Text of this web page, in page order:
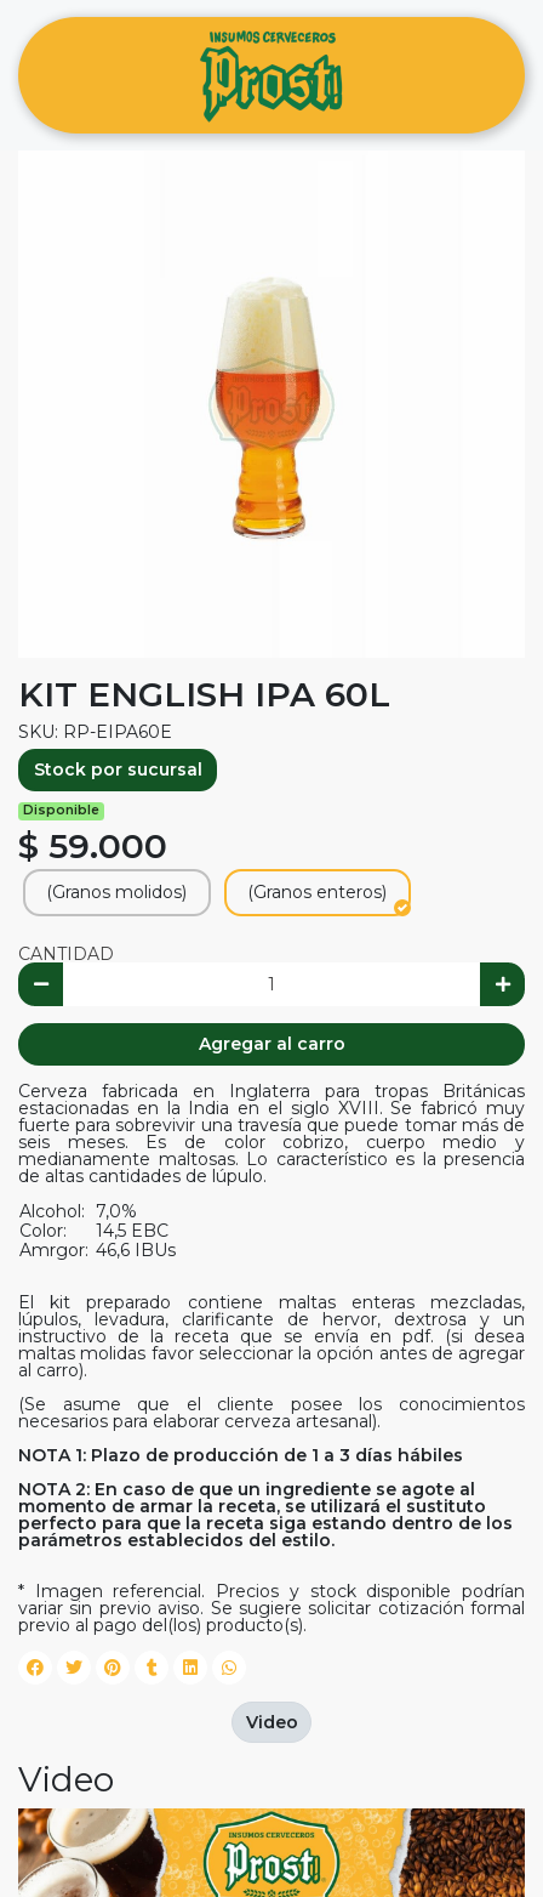
KIT ENGLISH IPA 60L
SKU: RP-EIPA60E
Stock por sucursal
Disponible
$ 59.000
(Granos molidos) (Granos enteros)
CANTIDAD
Agregar al carro
Cerveza fabricada en Inglaterra para tropas Británicas
estacionadas en la India en el siglo XVIII. Se fabricó muy
fuerte para sobrevivir una travesía que puede tomar más de
seis meses. Es de color cobrizo, cuerpo medio y
medianamente maltosas. Lo característico es la presencia
de altas cantidades de lúpulo.
Alcohol:
7,0%
Color:
14,5 EBC
Amrgor: 46,6 IBUs
El kit preparado contiene maltas enteras mezcladas,
lúpulos, levadura, clarificante de hervor, dextrosa y un
instructivo de la receta que se envía en pdf. (si desea
maltas molidas favor seleccionar la opción antes de agregar
al carro).
(Se asume que el cliente posee los conocimientos
necesarios para elaborar cerveza artesanal).
NOTA 1: Plazo de producción de 1 a 3 días hábiles
NOTA 2: En caso de que un ingrediente se agote al
momento de armar la receta, se utilizará el sustituto
perfecto para que la receta siga estando dentro de los
parámetros establecidos del estilo.
* Imagen referencial. Precios y stock disponible podrían
variar sin previo aviso. Se sugiere solicitar cotización formal
previo al pago del(los) producto(s).
Video
Video